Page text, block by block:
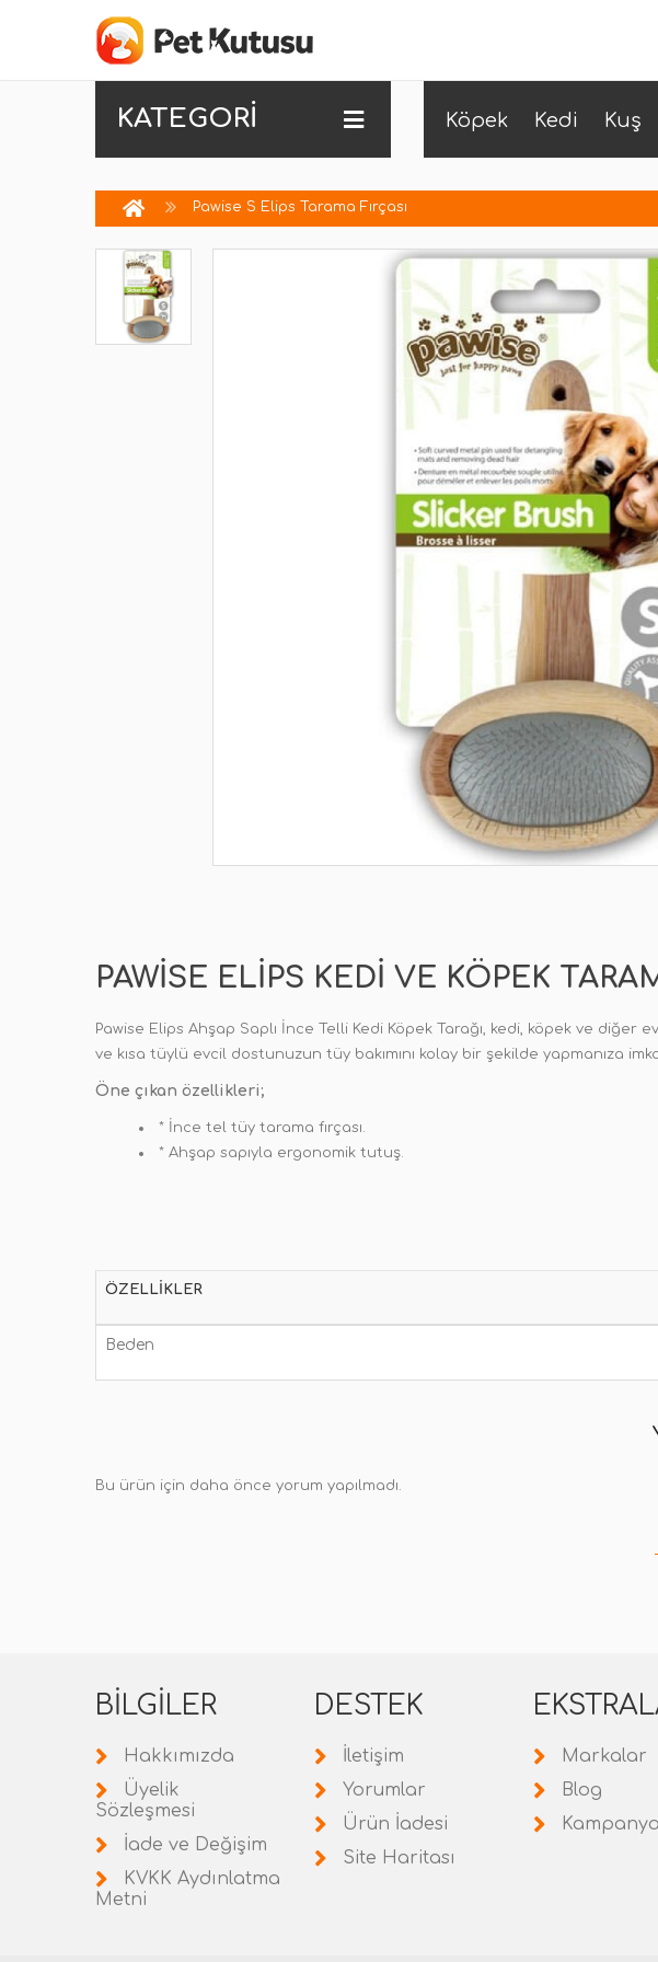
KATEGORİ Köpek Kedi Kuş
Pawise S Elips Tarama Fırçası
PAWISE ELIPS KEDI VE KÖPEK
Pawise Elips Ahşap Saplı İnce Telli Kedi Köpek Tarağı, kedi, köpek ve
ve kısa tüylü evcil dostunuzun tüy bakımını kolay bir şekilde yapmanıza
Öne çıkan özellikleri;
* İnce tel tüy tarama fırçası.
* Ahşap sapıyla ergonomik tutuş.
ÖZELLIKLER
Beden
Bu ürün için daha önce yorum yapılmadı.
BILGILER
Hakkımızda
Üyelik
Sözleşmesi
İade ve Değişim
KVKK Aydınlatma
Metni
DESTEK
İletişim
Yorumlar
Ürün İadesi
Site Haritası
Markalar
Blog